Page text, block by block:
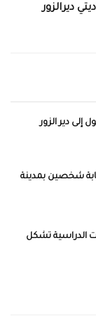
ديرالزور
إلى دير الزور
شخصين بمدينة
الدراسية تشكل